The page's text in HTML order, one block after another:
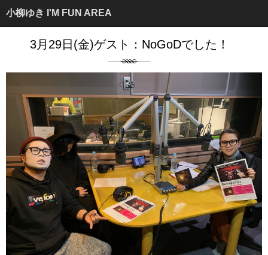
小柳ゆき I'M FUN AREA
3月29日(金)ゲスト：NoGoDでした！